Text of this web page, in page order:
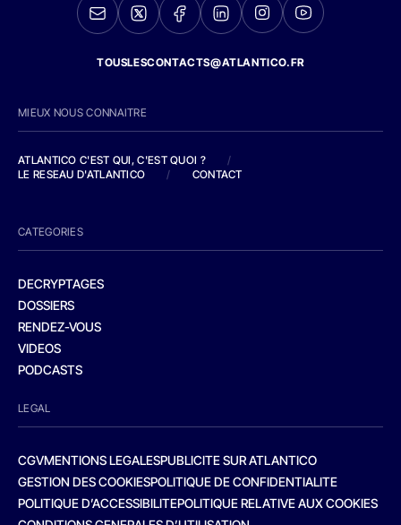
TOUSLESCONTACTS@ATLANTICO.FR
MIEUX NOUS CONNAITRE
ATLANTICO C'EST QUI, C'EST QUOI ?
/
LE RESEAU D'ATLANTICO
/ CONTACT
CATEGORIES
DECRYPTAGES
DOSSIERS
RENDEZ-VOUS
VIDEOS
PODCASTS
LEGAL
CGVMENTIONS LEGALESPUBLICITE SUR ATLANTICO
GESTION DES COOKIESPOLITIQUE DE CONFIDENTIALITE
POLITIQUE D’ACCESSIBILITEPOLITIQUE RELATIVE AUX COOKIES